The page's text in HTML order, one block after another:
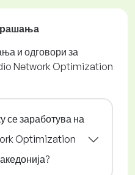
и одговори за
Network Optimization
се заработува на
Optimization